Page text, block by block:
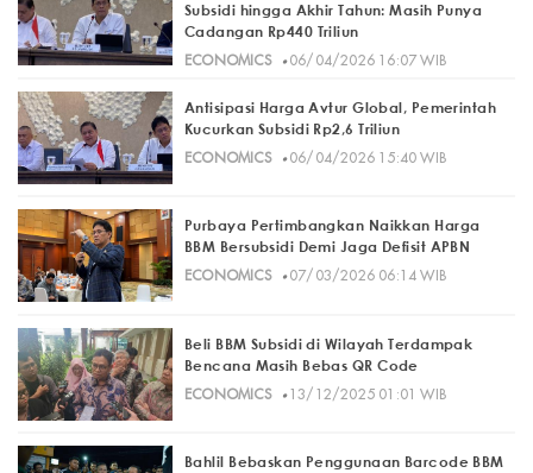
Subsidi hingga Akhir Tahun: Masih Punya
Cadangan Rp440 Triliun
ECONOMICS· 06/04/2026 16:07 WIB
Antisipasi Harga Avtur Global, Pemerintah
Kucurkan Subsidi Rp2,6 Triliun
ECONOMICS· 06/04/2026 15:40 WIB
Purbaya Pertimbangkan Naikkan Harga
BBM Bersubsidi Demi Jaga Defisit APBN
ECONOMICS· 07/03/2026 06:14 WIB
Beli BBM Subsidi di Wilayah Terdampak
Bencana Masih Bebas QR Code
ECONOMICS· 13/12/2025 01:01 WIB
Bahlil Bebaskan Penggunaan Barcode BBM